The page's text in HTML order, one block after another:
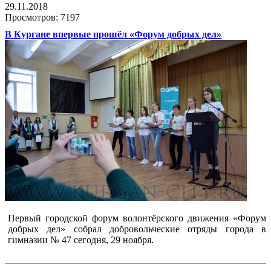
29.11.2018
Просмотров: 7197
В Кургане впервые прошёл «Форум добрых дел»
Первый городской форум волонтёрского движения «Форум
добрых дел» собрал добровольческие отряды города в
гимназии № 47 сегодня, 29 ноября.